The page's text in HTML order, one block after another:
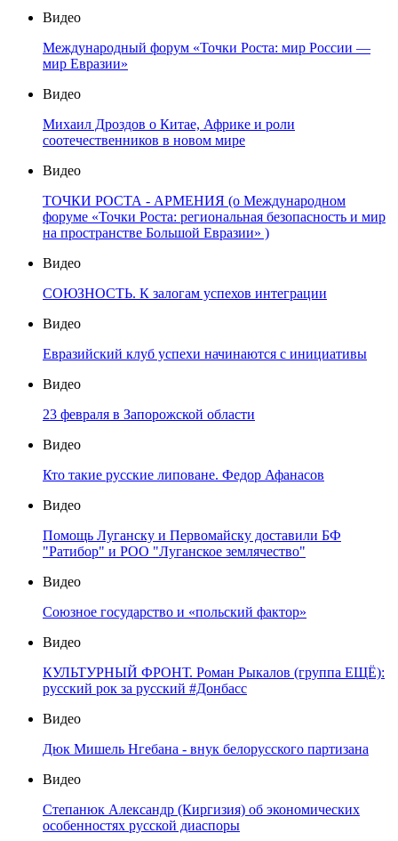
Видео
Международный форум «Точки Роста: мир России —
мир Евразии»
Видео
Михаил Дроздов о Китае, Африке и роли
соотечественников в новом мире
Видео
ТОЧКИ РОСТА - АРМЕНИЯ (о Международном
форуме «Точки Роста: региональная безопасность и мир
на пространстве Большой Евразии» )
Видео
СОЮЗНОСТЬ. К залогам успехов интеграции
Видео
Евразийский клуб успехи начинаются с инициативы
Видео
23 февраля в Запорожской области
Видео
Кто такие русские липоване. Федор Афанасов
Видео
Помощь Луганску и Первомайску доставили БФ
"Ратибор" и РОО "Луганское землячество"
Видео
Союзное государство и «польский фактор»
Видео
КУЛЬТУРНЫЙ ФРОНТ. Роман Рыкалов (группа ЕЩЁ):
русский рок за русский #Донбасс
Видео
Дюк Мишель Нгебана - внук белорусского партизана
Видео
Степанюк Александр (Киргизия) об экономических
особенностях русской диаспоры